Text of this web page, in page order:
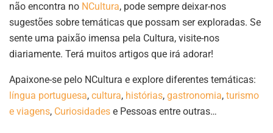
não encontra no NCultura, pode sempre deixar-nos
sugestões sobre temáticas que possam ser exploradas. Se
sente uma paixão imensa pela Cultura, visite-nos
diariamente. Terá muitos artigos que irá adorar!
Apaixone-se pelo NCultura e explore diferentes temáticas:
língua portuguesa, cultura, histórias, gastronomia, turismo
e viagens, Curiosidades e Pessoas entre outras…